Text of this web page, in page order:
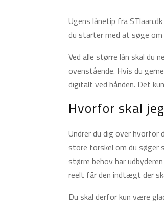
Ugens lånetip fra
du starter med at søge om
Ved alle større lån skal du
ovenstående. Hvis du
digitalt ved hånden. Det
Hvorfor skal
Undrer du dig over hvorfor
store forskel om du søger
større behov har
reelt får den indtægt der
Du skal derfor kun være